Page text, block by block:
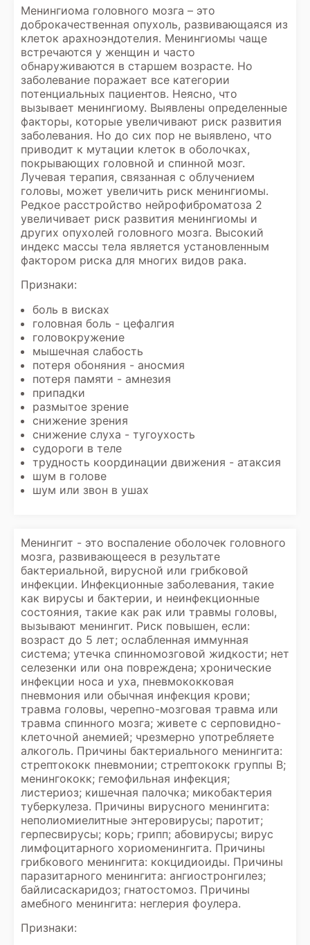
Менингиома головного мозга – это
доброкачественная опухоль, развивающаяся из
клеток арахноэндотелия. Менингиомы чаще
встречаются у женщин и часто
обнаруживаются в старшем возрасте. Но
заболевание поражает все категории
потенциальных пациентов. Неясно, что
вызывает менингиому. Выявлены определенные
факторы, которые увеличивают риск развития
заболевания. Но до сих пор не выявлено, что
приводит к мутации клеток в оболочках,
покрывающих головной и спинной мозг.
Лучевая терапия, связанная с облучением
головы, может увеличить риск менингиомы.
Редкое расстройство нейрофиброматоза 2
увеличивает риск развития менингиомы и
других опухолей головного мозга. Высокий
индекс массы тела является установленным
фактором риска для многих видов рака.
Признаки:
боль в висках
головная боль - цефалгия
головокружение
мышечная слабость
потеря обоняния - аносмия
потеря памяти - амнезия
припадки
размытое зрение
снижение зрения
снижение слуха - тугоухость
судороги в теле
трудность координации движения - атаксия
шум в голове
шум или звон в ушах
Менингит - это воспаление оболочек головного
мозга, развивающееся в результате
бактериальной, вирусной или грибковой
инфекции. Инфекционные заболевания, такие
как вирусы и бактерии, и неинфекционные
состояния, такие как рак или травмы головы,
вызывают менингит. Риск повышен, если:
возраст до 5 лет; ослабленная иммунная
система; утечка спинномозговой жидкости; нет
селезенки или она повреждена; хронические
инфекции носа и уха, пневмококковая
пневмония или обычная инфекция крови;
травма головы, черепно-мозговая травма или
травма спинного мозга; живете с серповидно-
клеточной анемией; чрезмерно употребляете
алкоголь. Причины бактериального менингита:
стрептококк пневмонии; стрептококк группы В;
менингококк; гемофильная инфекция;
листериоз; кишечная палочка; микобактерия
туберкулеза. Причины вирусного менингита:
неполиомиелитные энтеровирусы; паротит;
герпесвирусы; корь; грипп; абовирусы; вирус
лимфоцитарного хориоменингита. Причины
грибкового менингита: кокцидиоиды. Причины
паразитарного менингита: ангиостронгилез;
байлисаскаридоз; гнатостомоз. Причины
амебного менингита: неглерия фоулера.
Признаки: